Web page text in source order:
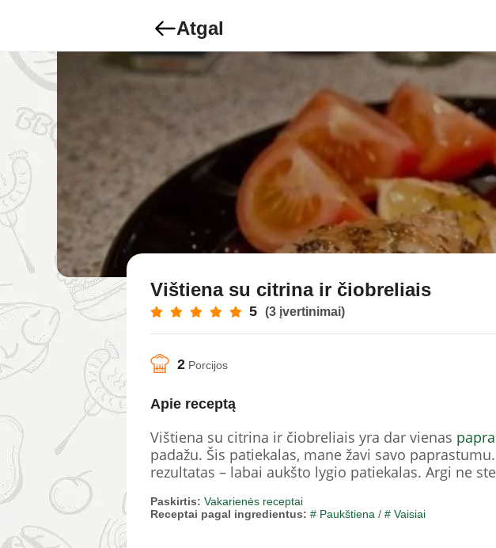
Atgal
Vištiena su citrina ir čiobreliais
5 (3 įvertinimai)
2 Porcijos
Apie receptą
Vištiena su citrina ir čiobreliais yra dar vienas
padažu. Šis patiekalas, mane žavi savo
rezultatas – labai aukšto lygio patiekalas. Argi ne
Paskirtis: Vakarienės receptai
Receptai pagal ingredientus: # Paukštiena / # Vaisiai